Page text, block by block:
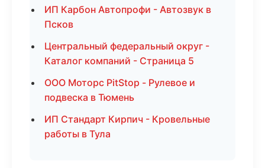
ИП Карбон Автопрофи - Автозвук в
Псков
Центральный федеральный округ -
Каталог компаний - Страница 5
ООО Моторс PitStop - Рулевое и
подвеска в Тюмень
ИП Стандарт Кирпич - Кровельные
работы в Тула